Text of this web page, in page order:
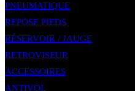
PNEUMATIQUE
REPOSE PIEDS
RÉSERVOIR / JAUGE
RETROVISEUR
ACCESSOIRES
ANTIVOL